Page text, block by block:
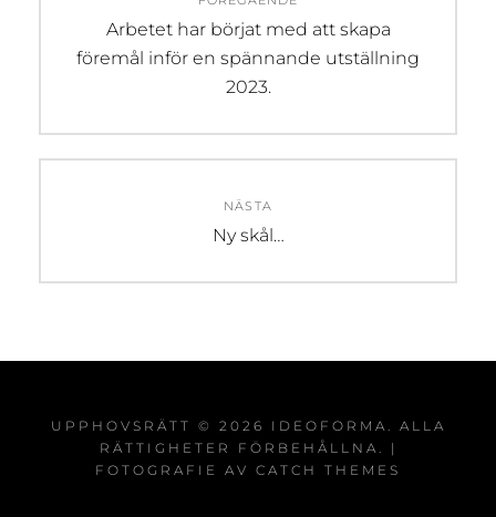
Föregående
inlägg:
Arbetet har börjat med att skapa
föremål inför en spännande utställning
2023.
NÄSTA
Nästa
Ny skål…
UPPHOVSRÄTT © 2026 IDEOFORMA. ALLA
RÄTTIGHETER FÖRBEHÅLLNA. |
FOTOGRAFIE AV CATCH THEMES